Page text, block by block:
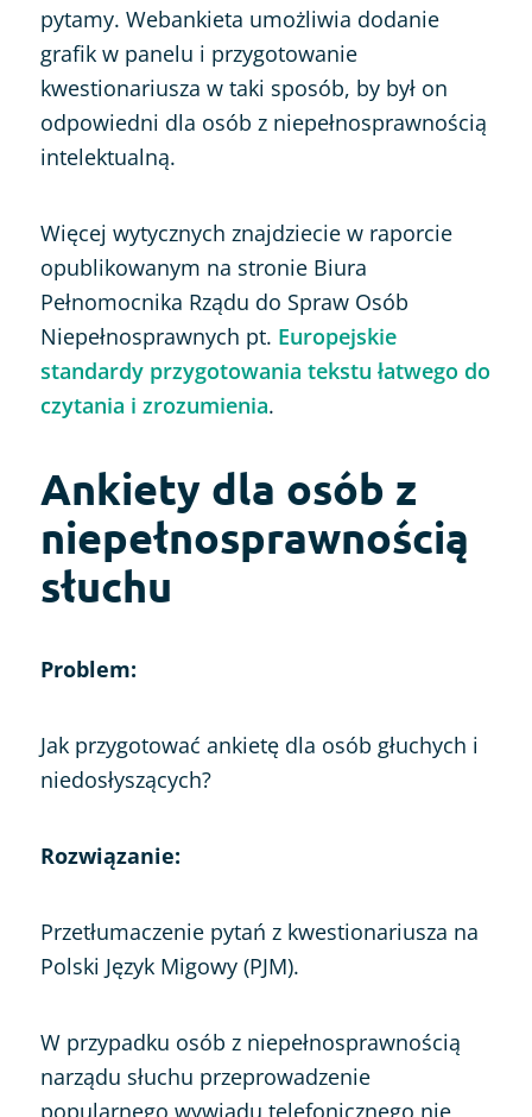
pytamy. Webankieta umożliwia dodanie
grafik w panelu i przygotowanie
kwestionariusza w taki sposób, by był on
odpowiedni dla osób z niepełnosprawnością
intelektualną.
Więcej wytycznych znajdziecie w raporcie
opublikowanym na stronie Biura
Pełnomocnika Rządu do Spraw Osób
Niepełnosprawnych pt. Europejskie
standardy przygotowania tekstu łatwego do
czytania i zrozumienia.
Ankiety dla osób z
niepełnosprawnością
słuchu
Problem:
Jak przygotować ankietę dla osób głuchych i
niedosłyszących?
Rozwiązanie:
Przetłumaczenie pytań z kwestionariusza na
Polski Język Migowy (PJM).
W przypadku osób z niepełnosprawnością
narządu słuchu przeprowadzenie
popularnego wywiadu telefonicznego nie